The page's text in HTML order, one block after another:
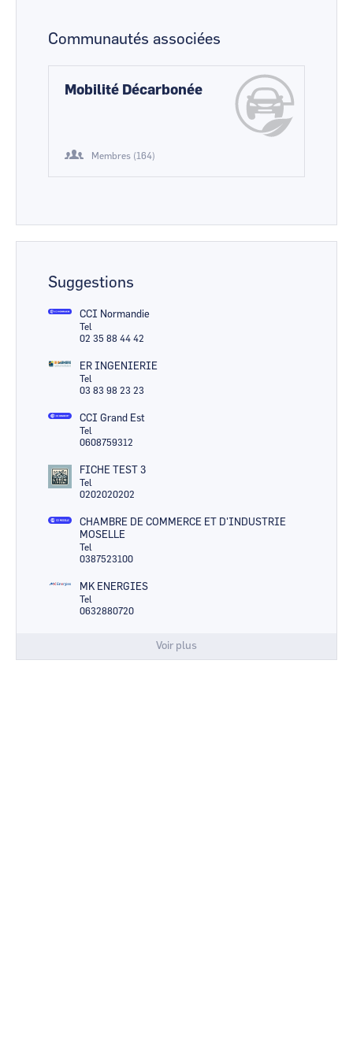
Communautés associées
Mobilité Décarbonée
Membres (164)
Suggestions
CCI Normandie
Tel
02 35 88 44 42
ER INGENIERIE
Tel
03 83 98 23 23
CCI Grand Est
Tel
0608759312
FICHE TEST 3
Tel
0202020202
CHAMBRE DE COMMERCE ET D'INDUSTRIE
MOSELLE
Tel
0387523100
MK ENERGIES
Tel
0632880720
Voir plus